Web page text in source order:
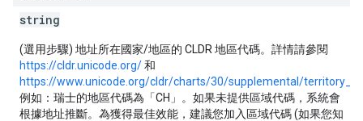
string
(選用步驟) 地址所在國家/地區的 CLDR 地區代碼。詳情請參閱
https://cldr.unicode.org/和
https://www.unicode.org/cldr/charts/30/supplemental/
例如：瑞士的地區代碼為「CH」。如果未提供區域代碼，系統會
根據地址推斷。為獲得最佳效能，建議您加入區域代碼 (如果您知